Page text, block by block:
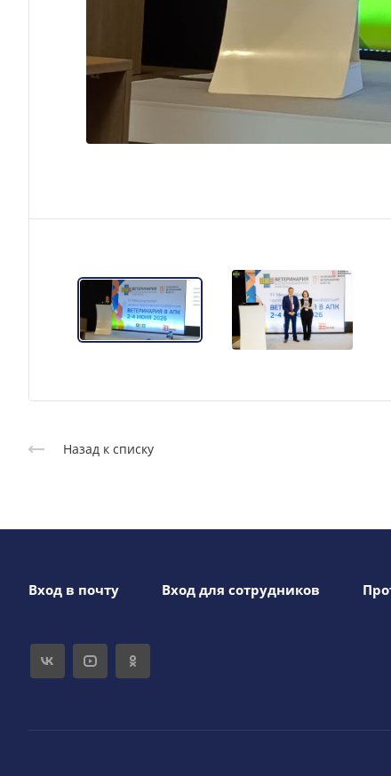
Назад к списку
Вход в почту Вход для сотрудников